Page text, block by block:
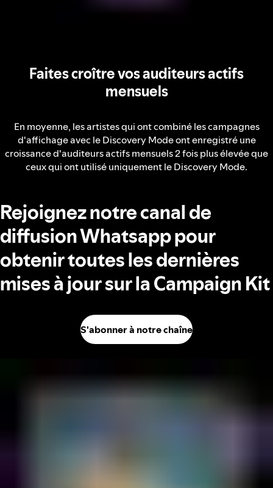
Faites croître vos auditeurs actifs
mensuels
En moyenne, les artistes qui ont combiné les campagnes
d'affichage avec le Discovery Mode ont enregistré une
croissance d'auditeurs actifs mensuels 2 fois plus élevée que
ceux qui ont utilisé uniquement le Discovery Mode.
Rejoignez notre canal de
diffusion Whatsapp pour
obtenir toutes les dernières
mises à jour sur la Campaign Kit
S'abonner à notre chaîne